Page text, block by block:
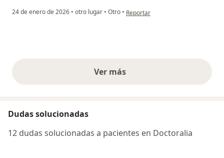
24 de enero de 2026 • otro lugar • Otro • en opinión del usuario Liliana
Reportar
Ver másopiniones anteriores
Dudas solucionadas
12 dudas solucionadas a pacientes en Doctoralia